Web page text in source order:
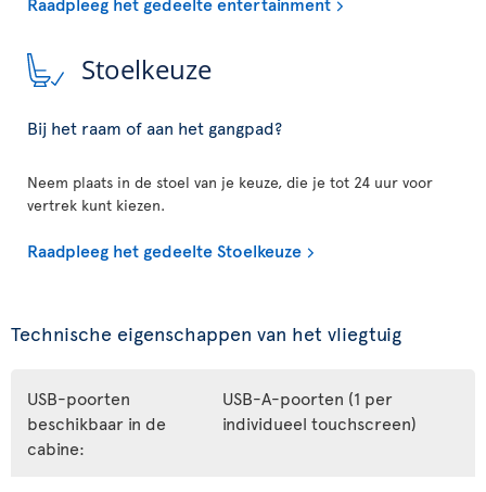
Stoelkeuze
Bij het raam of aan het gangpad?
Neem plaats in de stoel van je keuze, die je tot 24 uur voor
vertrek kunt kiezen.
Raadpleeg het gedeelte Stoelkeuze
Technische eigenschappen van het vliegtuig
USB-poorten
beschikbaar in de
cabine:
USB-A-poorten (1 per
individueel touchscreen)